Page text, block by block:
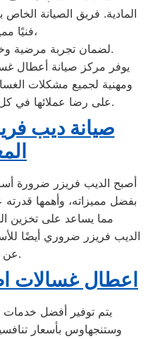
المادية. فريق الصيانة
فنيًا مميزًا للعملاء،
لضمان تجربة مرضية وخدمة مثالية لما بعد الشراء.
يوفر مركز صيانة أعطال
ومهنية لجميع مشكلات
على رضا عملائها في كل مرحلة من مراحل الخدمة.
صيانة ديب
أصبح الديب فريزر ضرورة
بفضل مميزاته، وأهمها
مما يساعد على تخزين
عن خمسة.
اعطال غسالات
يتم توفير أفضل خدمات
وستنجهاوس بأسعار